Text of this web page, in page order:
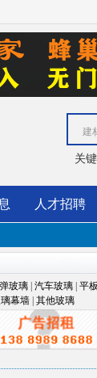
建
关
人才招聘
玻璃 汽车玻璃 平
幕墙 其他玻璃